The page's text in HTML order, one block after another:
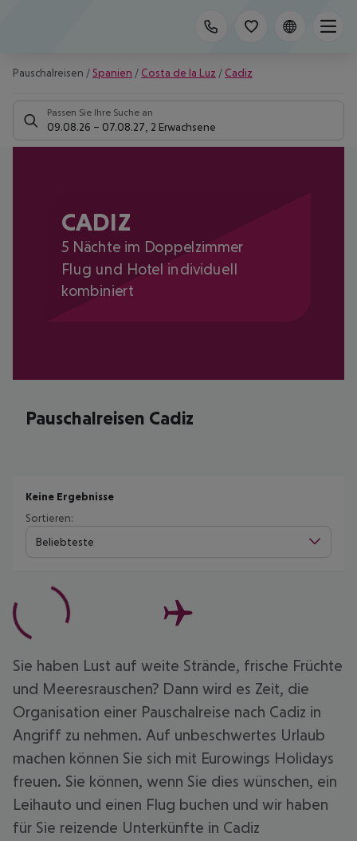
Pauschalreisen / Spanien / Costa de la Luz / Cadiz
Passen Sie Ihre Suche an
09.08.26 – 07.08.27 2 Erwachsene
CADIZ
5 Nächte im Doppelzimmer
Flug und Hotel individuell
kombiniert
Pauschalreisen Cadiz
Keine Ergebnisse
Sortieren:
Beliebteste
Sie haben Lust auf weite Strände, frische Früchte
und Meeresrauschen? Dann wird es Zeit, die
Organisation einer Pauschalreise nach Cadiz in
Angriff zu nehmen. Auf unbeschwertes Urlaub
machen können Sie sich mit Eurowings Holidays
freuen. Sie können, wenn Sie dies wünschen, ein
Leihauto und einen Flug buchen und wir haben
für Sie reizende Unterkünfte in Cadiz